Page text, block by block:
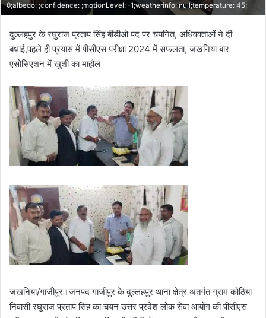
0;albedo: ;confidence: ;motionLevel: -1;weatherinfo: null;temperature: 45;
दुल्लहपुर के रघुराज प्रताप सिंह बीडीओ पद पर चयनित, अधिवक्ताओं ने दी
बधाई,पहले ही प्रयास में पीसीएस परीक्षा 2024 में सफलता, जखनिया बार
एसोसिएशन में खुशी का माहौल
जखनियां/गाज़ीपुर।जनपद गाजीपुर के दुल्लहपुर थाना क्षेत्र अंतर्गत ग्राम कोठिया
निवासी रघुराज प्रताप सिंह का चयन उत्तर प्रदेश लोक सेवा आयोग की पीसीएस